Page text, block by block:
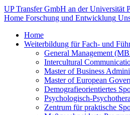
UP Transfer GmbH an der Universität
Home Forschung und Entwicklung
Home
Weiterbildung für Fach- und
General Management
Intercultural
Master of Business
Master of European
Demografieorientiertes
Psychologisch-
Zentrum für praktische